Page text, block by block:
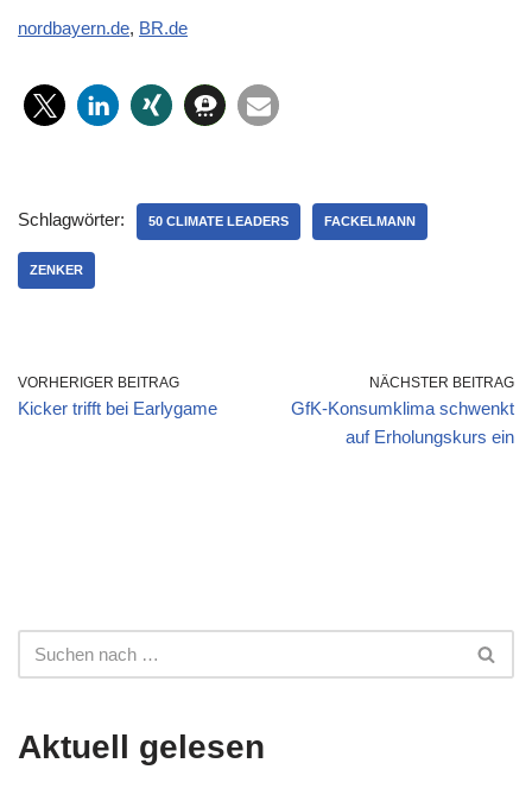
nordbayern.de, BR.de
Schlagwörter: 50 CLIMATE LEADERS FACKELMANN
ZENKER
VORHERIGER BEITRAG
Kicker trifft bei Earlygame
NÄCHSTER BEITRAG
GfK-Konsumklima schwenkt
auf Erholungskurs ein
Aktuell gelesen